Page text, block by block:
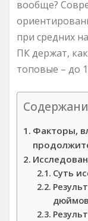
вообще?
при средних
ПК держат,
топовые – до
Факторы,
Суть
дюймов